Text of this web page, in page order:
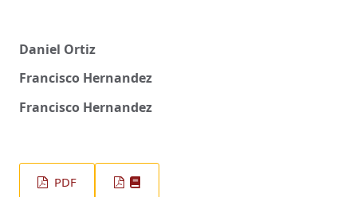
Daniel Ortiz
Francisco Hernandez
Francisco Hernandez
PDF